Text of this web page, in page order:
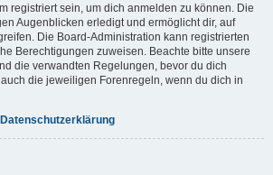
registriert sein, um dich anmelden zu können. Die
Augenblicken erledigt und ermöglicht dir, auf
Die Board-Administration kann registrierten
Berechtigungen zuweisen. Beachte bitte unsere
die verwandten Regelungen, bevor du dich
die jeweiligen Forenregeln, wenn du dich in
Datenschutzerklärung